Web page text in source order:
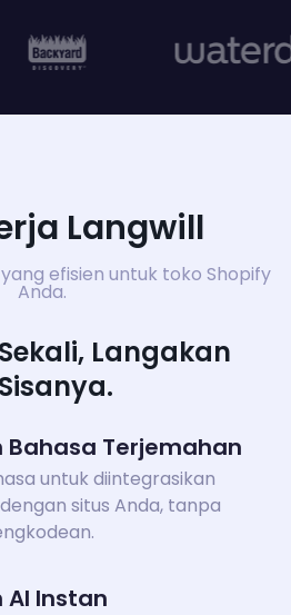
Langwill
efisien untuk toko Shopify
Anda.
Langakan
Terjemahan
untuk diintegrasikan
situs Anda, tanpa
Instan